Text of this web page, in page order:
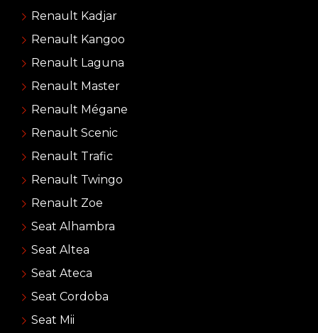
Renault Kadjar
Renault Kangoo
Renault Laguna
Renault Master
Renault Mégane
Renault Scenic
Renault Trafic
Renault Twingo
Renault Zoe
Seat Alhambra
Seat Altea
Seat Ateca
Seat Cordoba
Seat Mii